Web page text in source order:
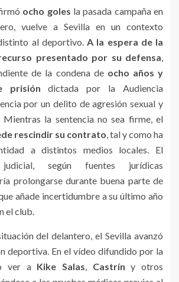
ocho goles la pasada campaña en
vuelve a Sevilla en un contexto
al deportivo. A la espera de la
presentado por su defensa,
de la condena de ocho años y
prisión dictada por la Audiencia
por un delito de agresión sexual y
Mientras la sentencia no sea firme, el
rescindir su contrato, tal y como ha
a distintos medios locales. El
judicial, según fuentes jurídicas
prolongarse durante buena parte de
añade incertidumbre a su último año
el club.
del delantero, el Sevilla avanzó
deportiva. En el vídeo difundido por la
ver a Kike Salas, Castrín y otros